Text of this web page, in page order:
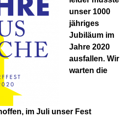
unser 1000
jähriges
Jubiläum im
Jahre 2020
ausfallen. Wir
warten die
im Juli unser Fest